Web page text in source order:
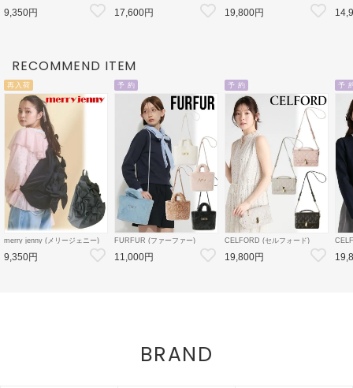
ribbonワンショルダーバッグ 26
春夏4【2825419005】ハンド・
ショルダーバッグ
9,350円
【リュタン】 ビジュースタッズ
ポシェット 26春夏
3【CWGB259502
17,600円
【リュタン】ビジュースタッズ
ポシェット(M) 26春夏
3【CWGB259528
19,800円
秋冬
RECOMMEND ITEM
再入荷
merry jenny (メリージェニー)
ribbonワンショルダーバッグ 26
春夏4【2825419005】ハンド・
ショルダーバッグ
9,350円
予 約
FURFUR (ファーファー)
エコファートートバッグ 26秋冬
予約【RWGB264506】トート
バッグ 入荷予定 : 9月下旬～
11,000円
予 約
CELFORD (セルフォード)
【リュタン】ビジュースタッズ
ミニショルダー 26秋冬予約
【CWGB264549】ハンド・シ
19,800円
予
ン
【
BRAND